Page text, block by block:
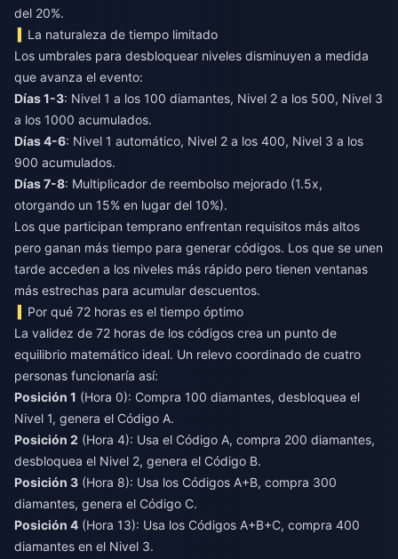
del 20%.
La naturaleza de tiempo limitado
Los umbrales para desbloquear niveles disminuyen a medida
que avanza el evento:
Días 1-3: Nivel 1 a los 100 diamantes, Nivel 2 a los 500, Nivel 3
a los 1000 acumulados.
Días 4-6: Nivel 1 automático, Nivel 2 a los 400, Nivel 3 a los
900 acumulados.
Días 7-8: Multiplicador de reembolso mejorado (1.5x,
otorgando un 15% en lugar del 10%).
Los que participan temprano enfrentan requisitos más altos
pero ganan más tiempo para generar códigos. Los que se unen
tarde acceden a los niveles más rápido pero tienen ventanas
más estrechas para acumular descuentos.
Por qué 72 horas es el tiempo óptimo
La validez de 72 horas de los códigos crea un punto de
equilibrio matemático ideal. Un relevo coordinado de cuatro
personas funcionaría así:
Posición 1 (Hora 0): Compra 100 diamantes, desbloquea el
Nivel 1, genera el Código A.
Posición 2 (Hora 4): Usa el Código A, compra 200 diamantes,
desbloquea el Nivel 2, genera el Código B.
Posición 3 (Hora 8): Usa los Códigos A+B, compra 300
diamantes, genera el Código C.
Posición 4 (Hora 13): Usa los Códigos A+B+C, compra 400
diamantes en el Nivel 3.